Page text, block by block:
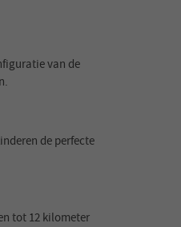
van de
de perfecte
tot 12 kilometer